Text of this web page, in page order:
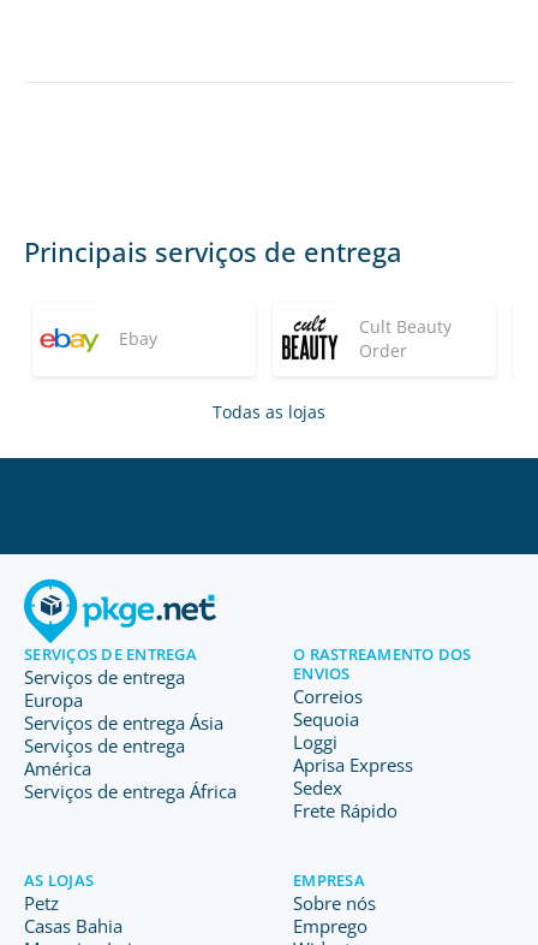
Principais serviços de entrega
Ebay
Cult Beauty
Order
Todas as lojas
SERVIÇOS DE ENTREGA
Serviços de entrega
Europa
Serviços de entrega Ásia
Serviços de entrega
América
Serviços de entrega África
O RASTREAMENTO DOS
ENVIOS
Correios
Sequoia
Loggi
Aprisa Express
Sedex
Frete Rápido
AS LOJAS
Petz
Casas Bahia
EMPRESA
Sobre nós
Emprego